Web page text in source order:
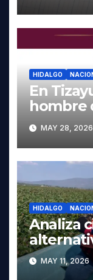
HIDALGO
En
hombre
MAY 28, 2026
HIDALGO
Analiza
crisis
Tepeji
MAY 11, 2026